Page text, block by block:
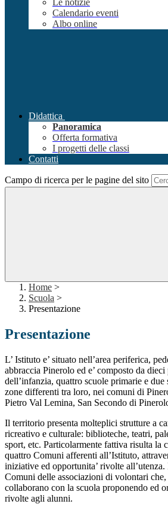
Le notizie
Calendario eventi
Albo online
Didattica
Panoramica
Offerta formativa
I progetti delle classi
Contatti
Campo di ricerca per le pagine del sito
Home >
Scuola >
Presentazione
Presentazione
L’ Istituto e’ situato nell’area periferica,
abbraccia Pinerolo ed e’ composto da
dell’infanzia, quattro scuole primarie e due
zone differenti tra loro, nei comuni di
Pietro Val Lemina, San Secondo di
Il territorio presenta molteplici strutture a
ricreativo e culturale: biblioteche, teatri,
sport, etc. Particolarmente fattiva risulta la
quattro Comuni afferenti all’Istituto,
iniziative ed opportunita’ rivolte
Comuni delle associazioni di volontari
collaborano con la scuola proponendo ed
rivolte agli alunni.